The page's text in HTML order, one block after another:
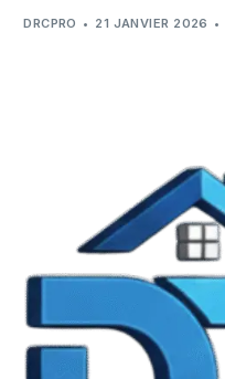
DRCPRO 21 JANVIER 2026